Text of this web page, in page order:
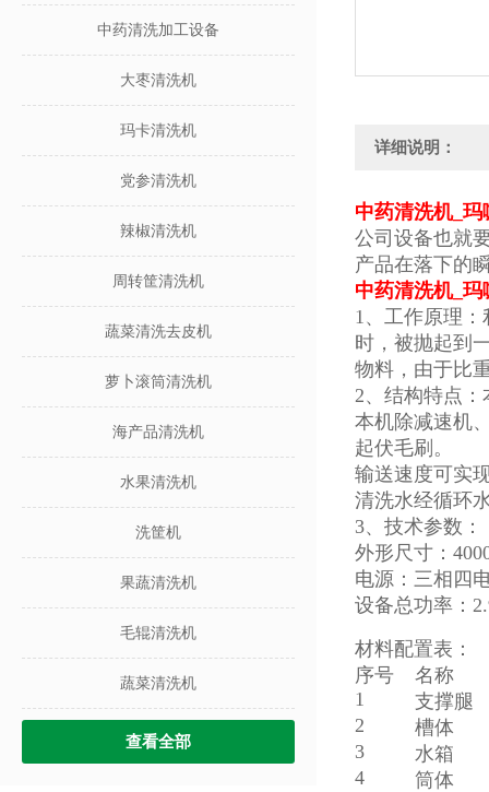
中药清洗加工设备
大枣清洗机
玛卡清洗机
党参清洗机
辣椒清洗机
周转筐清洗机
蔬菜清洗去皮机
萝卜滚筒清洗机
海产品清洗机
水果清洗机
洗筐机
果蔬清洗机
毛辊清洗机
蔬菜清洗机
查看全部
详细说明：
中药清洗机_
公司设备也就
产品在落下的
中药清洗机_
1、工作原理
时，被抛起到
物料，由于比
2、结构特点
本机除减速机
起伏毛刷。
输送速度可实
清洗水经循环
3、技术参数：
外形尺寸：
电源：三相四
设备总功率：
材料配置表：
序号
名称
1
支撑腿
2
槽体
3
水箱
4
筒体